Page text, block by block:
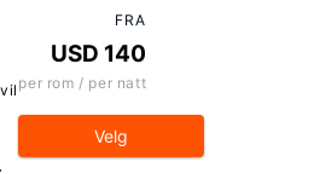
FRA
USD 140
per rom / per natt
Velg